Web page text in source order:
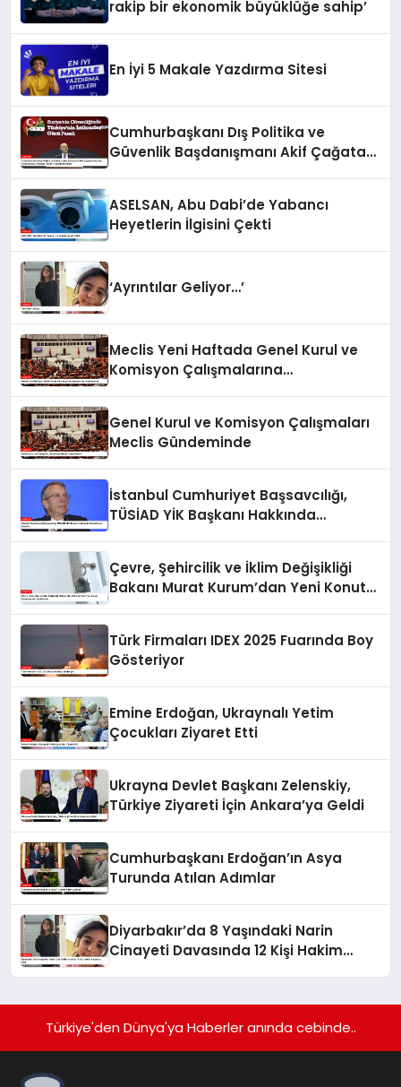
rakip bir ekonomik büyüklüğe sahip’
En İyi 5 Makale Yazdırma Sitesi
Cumhurbaşkanı Dış Politika ve
Güvenlik Başdanışmanı Akif Çağatay
ASELSAN, Abu Dabi’de Yabancı
Heyetlerin İlgisini Çekti
‘Ayrıntılar Geliyor…’
Meclis Yeni Haftada Genel Kurul ve
Komisyon Çalışmalarına
Genel Kurul ve Komisyon Çalışmaları
Meclis Gündeminde
İstanbul Cumhuriyet Başsavcılığı,
TÜSİAD YİK Başkanı Hakkında
Çevre, Şehircilik ve İklim Değişikliği
Bakanı Murat Kurum’dan Yeni Konut
Türk Firmaları IDEX 2025 Fuarında Boy
Gösteriyor
Emine Erdoğan, Ukraynalı Yetim
Çocukları Ziyaret Etti
Ukrayna Devlet Başkanı Zelenskiy,
Türkiye Ziyareti İçin Ankara’ya Geldi
Cumhurbaşkanı Erdoğan’ın Asya
Turunda Atılan Adımlar
Diyarbakır’da 8 Yaşındaki Narin
Cinayeti Davasında 12 Kişi Hakim
Türkiye'den Dünya'ya Haberler anında cebinde..